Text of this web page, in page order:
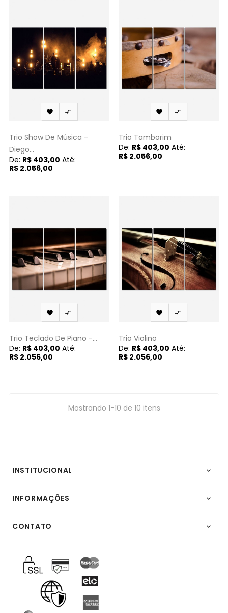
 
Trio Show De Música -
Diego...
De: R$ 403,00 Até:
R$ 2.056,00
 
Trio Tamborim
De: R$ 403,00 Até:
R$ 2.056,00
 
Trio Teclado De Piano -...
De: R$ 403,00 Até:
R$ 2.056,00
 
Trio Violino
De: R$ 403,00 Até:
R$ 2.056,00
Mostrando 1-10 de 10 itens
INSTITUCIONAL 
INFORMAÇÕES 
CONTATO 